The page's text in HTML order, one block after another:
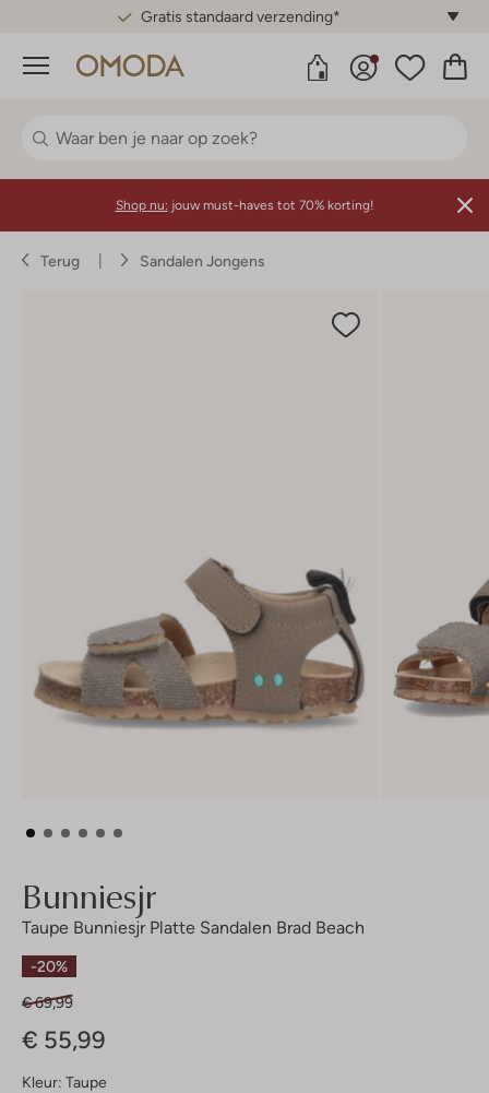
Gratis standaard verzending*
Menu
Shop nu: jouw must-haves tot 70% korting!
Terug Sandalen Jongens
Bunniesjr
Taupe Bunniesjr Platte Sandalen Brad Beach
-20%
€ 69,99
€ 55,99
Kleur: Taupe